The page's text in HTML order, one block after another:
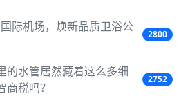
际机场，焕新品质卫浴公
2800
的水管居然藏着这么多细
商税吗？
2752